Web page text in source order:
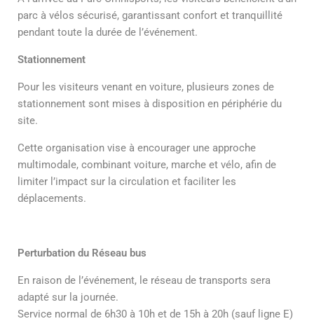
parc à vélos sécurisé, garantissant confort et tranquillité
pendant toute la durée de l’événement.
Stationnement
Pour les visiteurs venant en voiture, plusieurs zones de
stationnement sont mises à disposition en périphérie du
site.
Cette organisation vise à encourager une approche
multimodale, combinant voiture, marche et vélo, afin de
limiter l’impact sur la circulation et faciliter les
déplacements.
Perturbation du Réseau bus
En raison de l’événement, le réseau de transports sera
adapté sur la journée.
Service normal de 6h30 à 10h et de 15h à 20h (sauf ligne E)